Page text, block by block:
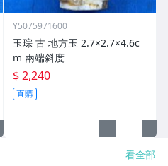
Y5075971600
玉琮 古 地方玉 2.7×2.7×4.6c
m 兩端斜度
$ 2,240
直購
看全部